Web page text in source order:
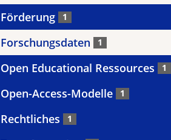
Förderung 1
Forschungsdaten 1
Open Educational Ressources 1
Open-Access-Modelle 1
Rechtliches 1